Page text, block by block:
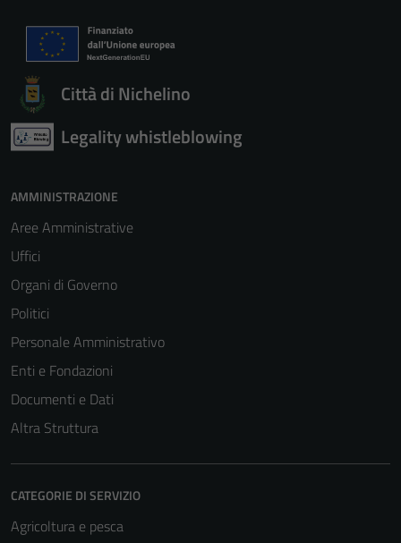
Città di Nichelino
Legality whistleblowing
AMMINISTRAZIONE
Aree Amministrative
Uffici
Organi di Governo
Politici
Personale Amministrativo
Enti e Fondazioni
Documenti e Dati
Altra Struttura
CATEGORIE DI SERVIZIO
Agricoltura e pesca